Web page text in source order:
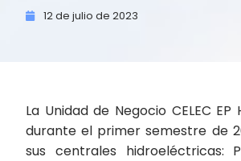
12 de julio de 2023
La Unidad de Negocio CELEC EP
durante el primer semestre de
sus centrales hidroeléctricas: